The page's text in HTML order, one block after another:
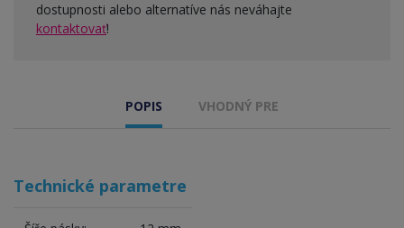
dostupnosti alebo alternatíve nás neváhajte
kontaktovať!
POPIS VHODNÝ PRE
Technické parametre